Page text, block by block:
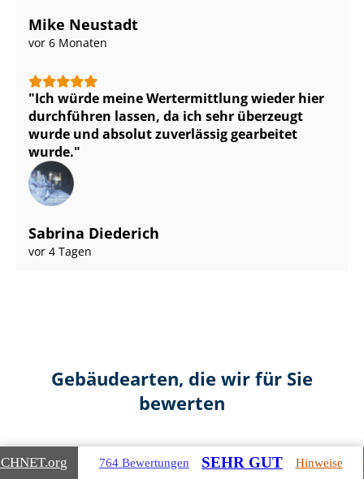
Mike Neustadt
vor 6 Monaten
Ich würde meine Wertermittlung wieder hier
durchführen lassen, da ich sehr überzeugt
wurde und absolut zuverlässig gearbeitet
wurde.
Sabrina Diederich
vor 4 Tagen
Gebäudearten, die wir für Sie
bewerten
.org 764 Bewertungen SEHR GUT Hinweise